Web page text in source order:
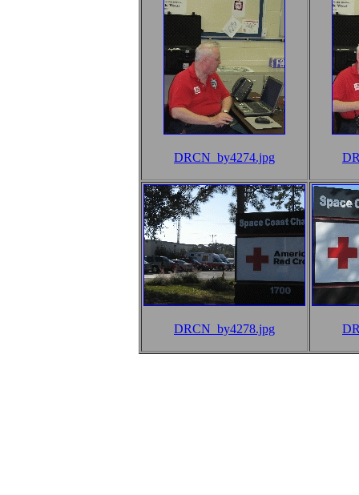
DRCN_by4274.jpg
DRCN_by4278.jpg